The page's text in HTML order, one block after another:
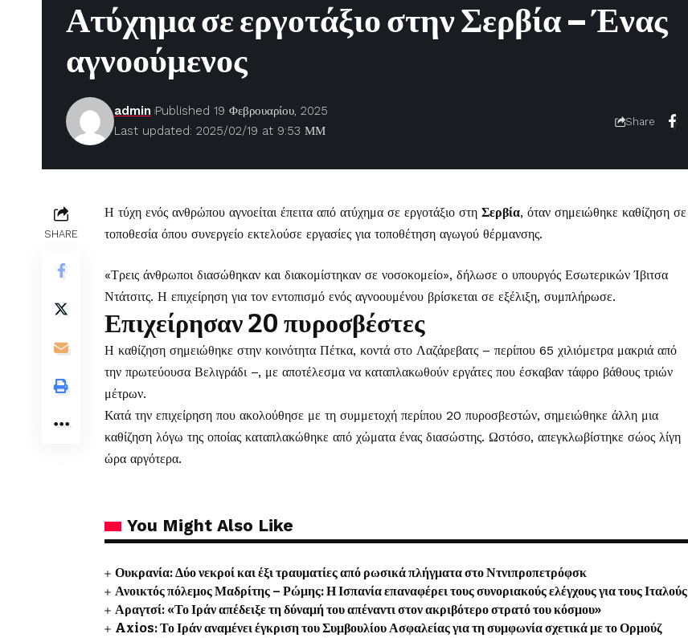
Ατύχημα σε εργοτάξιο στην Σερβία – Ένας
αγνοούμενος
Last updated: 2025/02/19 at 9:53 ΜΜ
admin Published 19 Φεβρουαρίου, 2025
Share
SHARE
Η τύχη ενός ανθρώπου αγνοείται έπειτα από ατύχημα σε εργοτάξιο στη Σερβία, όταν σημειώθηκε καθίζηση σε
τοποθεσία όπου συνεργείο εκτελούσε εργασίες για τοποθέτηση αγωγού θέρμανσης.
«Τρεις άνθρωποι διασώθηκαν και διακομίστηκαν σε νοσοκομείο», δήλωσε ο υπουργός Εσωτερικών Ίβιτσα
Ντάτσιτς. Η επιχείρηση για τον εντοπισμό ενός αγνοουμένου βρίσκεται σε εξέλιξη, συμπλήρωσε.
Επιχείρησαν 20 πυροσβέστες
Η καθίζηση σημειώθηκε στην κοινότητα Πέτκα, κοντά στο Λαζάρεβατς – περίπου 65 χιλιόμετρα μακριά από
την πρωτεύουσα Βελιγράδι –, με αποτέλεσμα να καταπλακωθούν εργάτες που έσκαβαν τάφρο βάθους τριών
μέτρων.
Κατά την επιχείρηση που ακολούθησε με τη συμμετοχή περίπου 20 πυροσβεστών, σημειώθηκε άλλη μια
καθίζηση λόγω της οποίας καταπλακώθηκε από χώματα ένας διασώστης. Ωστόσο, απεγκλωβίστηκε σώος λίγη
ώρα αργότερα.
You Might Also Like
Ουκρανία: Δύο νεκροί και έξι τραυματίες από ρωσικά πλήγματα στο Ντνιπροπετρόφσκ
Ανοικτός πόλεμος Μαδρίτης – Ρώμης: Η Ισπανία επαναφέρει τους συνοριακούς ελέγχους για τους Ιταλούς
Αραγτσί: «Το Ιράν απέδειξε τη δύναμή του απέναντι στον ακριβότερο στρατό του κόσμου»
Axios: Το Ιράν αναμένει έγκριση του Συμβουλίου Ασφαλείας για τη συμφωνία σχετικά με το Ορμούζ